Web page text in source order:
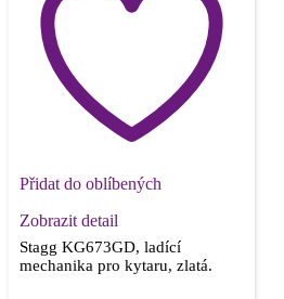
Přidat do oblíbených
Zobrazit detail
Stagg KG673GD, ladící
mechanika pro kytaru, zlatá.